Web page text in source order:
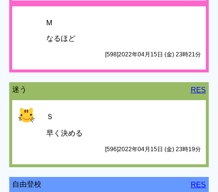
M
なるほど
[598]2022年04月15日 (金) 23時21分
迷う RES
Ｓ
早く決める
[596]2022年04月15日 (金) 23時19分
自由登校 RES